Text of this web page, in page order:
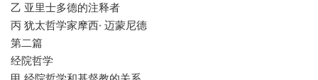
乙 亚里士多德的注释者
丙 犹太哲学家摩西· 迈蒙尼德
第二篇
经院哲学